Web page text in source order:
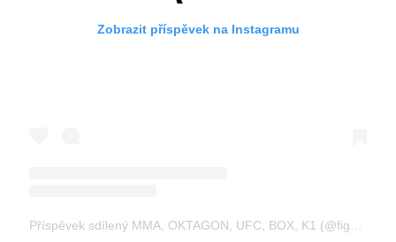
Zobrazit příspěvek na Instagramu